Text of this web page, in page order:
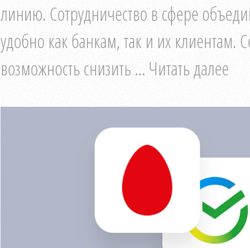
линию. Сотрудничество в сфере
удобно как банкам, так и их клиентам.
возможность снизить … Читать далее